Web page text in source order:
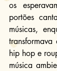
os
portões
músicas,
hip hop e
música